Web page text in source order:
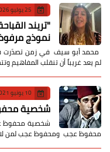
25 يوليو 2026
​"تريند
نموذج
محمد أبو سيف ​في زمن تصدّرت
لم يعد غريباً أن تنقلب المفاهيم
10 يونيو 2021
شخصية
شخصية محفوظ
محفوظ عجب ومحفوظ عجب لمن لا